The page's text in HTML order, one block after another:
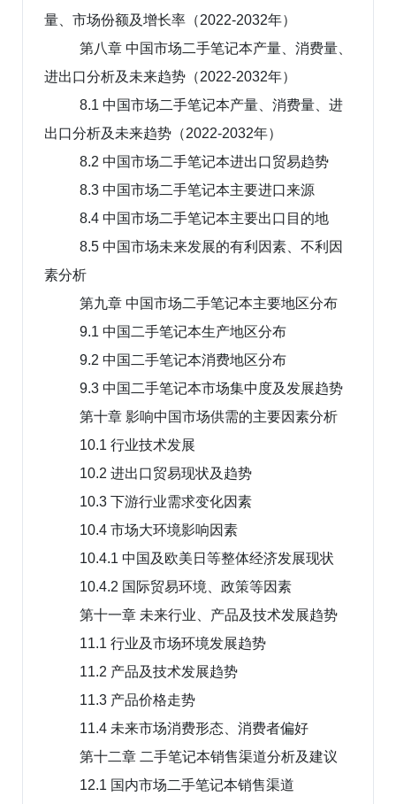
量、市场份额及增长率（2022-2032年）
第八章 中国市场二手笔记本产量、消费量、
进出口分析及未来趋势（2022-2032年）
8.1 中国市场二手笔记本产量、消费量、进
出口分析及未来趋势（2022-2032年）
8.2 中国市场二手笔记本进出口贸易趋势
8.3 中国市场二手笔记本主要进口来源
8.4 中国市场二手笔记本主要出口目的地
8.5 中国市场未来发展的有利因素、不利因
素分析
第九章 中国市场二手笔记本主要地区分布
9.1 中国二手笔记本生产地区分布
9.2 中国二手笔记本消费地区分布
9.3 中国二手笔记本市场集中度及发展趋势
第十章 影响中国市场供需的主要因素分析
10.1 行业技术发展
10.2 进出口贸易现状及趋势
10.3 下游行业需求变化因素
10.4 市场大环境影响因素
10.4.1 中国及欧美日等整体经济发展现状
10.4.2 国际贸易环境、政策等因素
第十一章 未来行业、产品及技术发展趋势
11.1 行业及市场环境发展趋势
11.2 产品及技术发展趋势
11.3 产品价格走势
11.4 未来市场消费形态、消费者偏好
第十二章 二手笔记本销售渠道分析及建议
12.1 国内市场二手笔记本销售渠道